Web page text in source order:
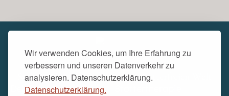
Wir verwenden Cookies, um Ihre Erfahrung zu
verbessern und unseren Datenverkehr zu
analysieren. Datenschutzerklärung.
Datenschutzerklärung.
Seit 1978 arbeiten wir an einer stotterfreien Welt
Del Ferro